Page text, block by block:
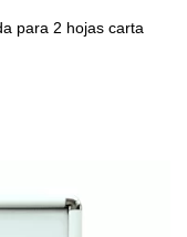
para 2 hojas carta